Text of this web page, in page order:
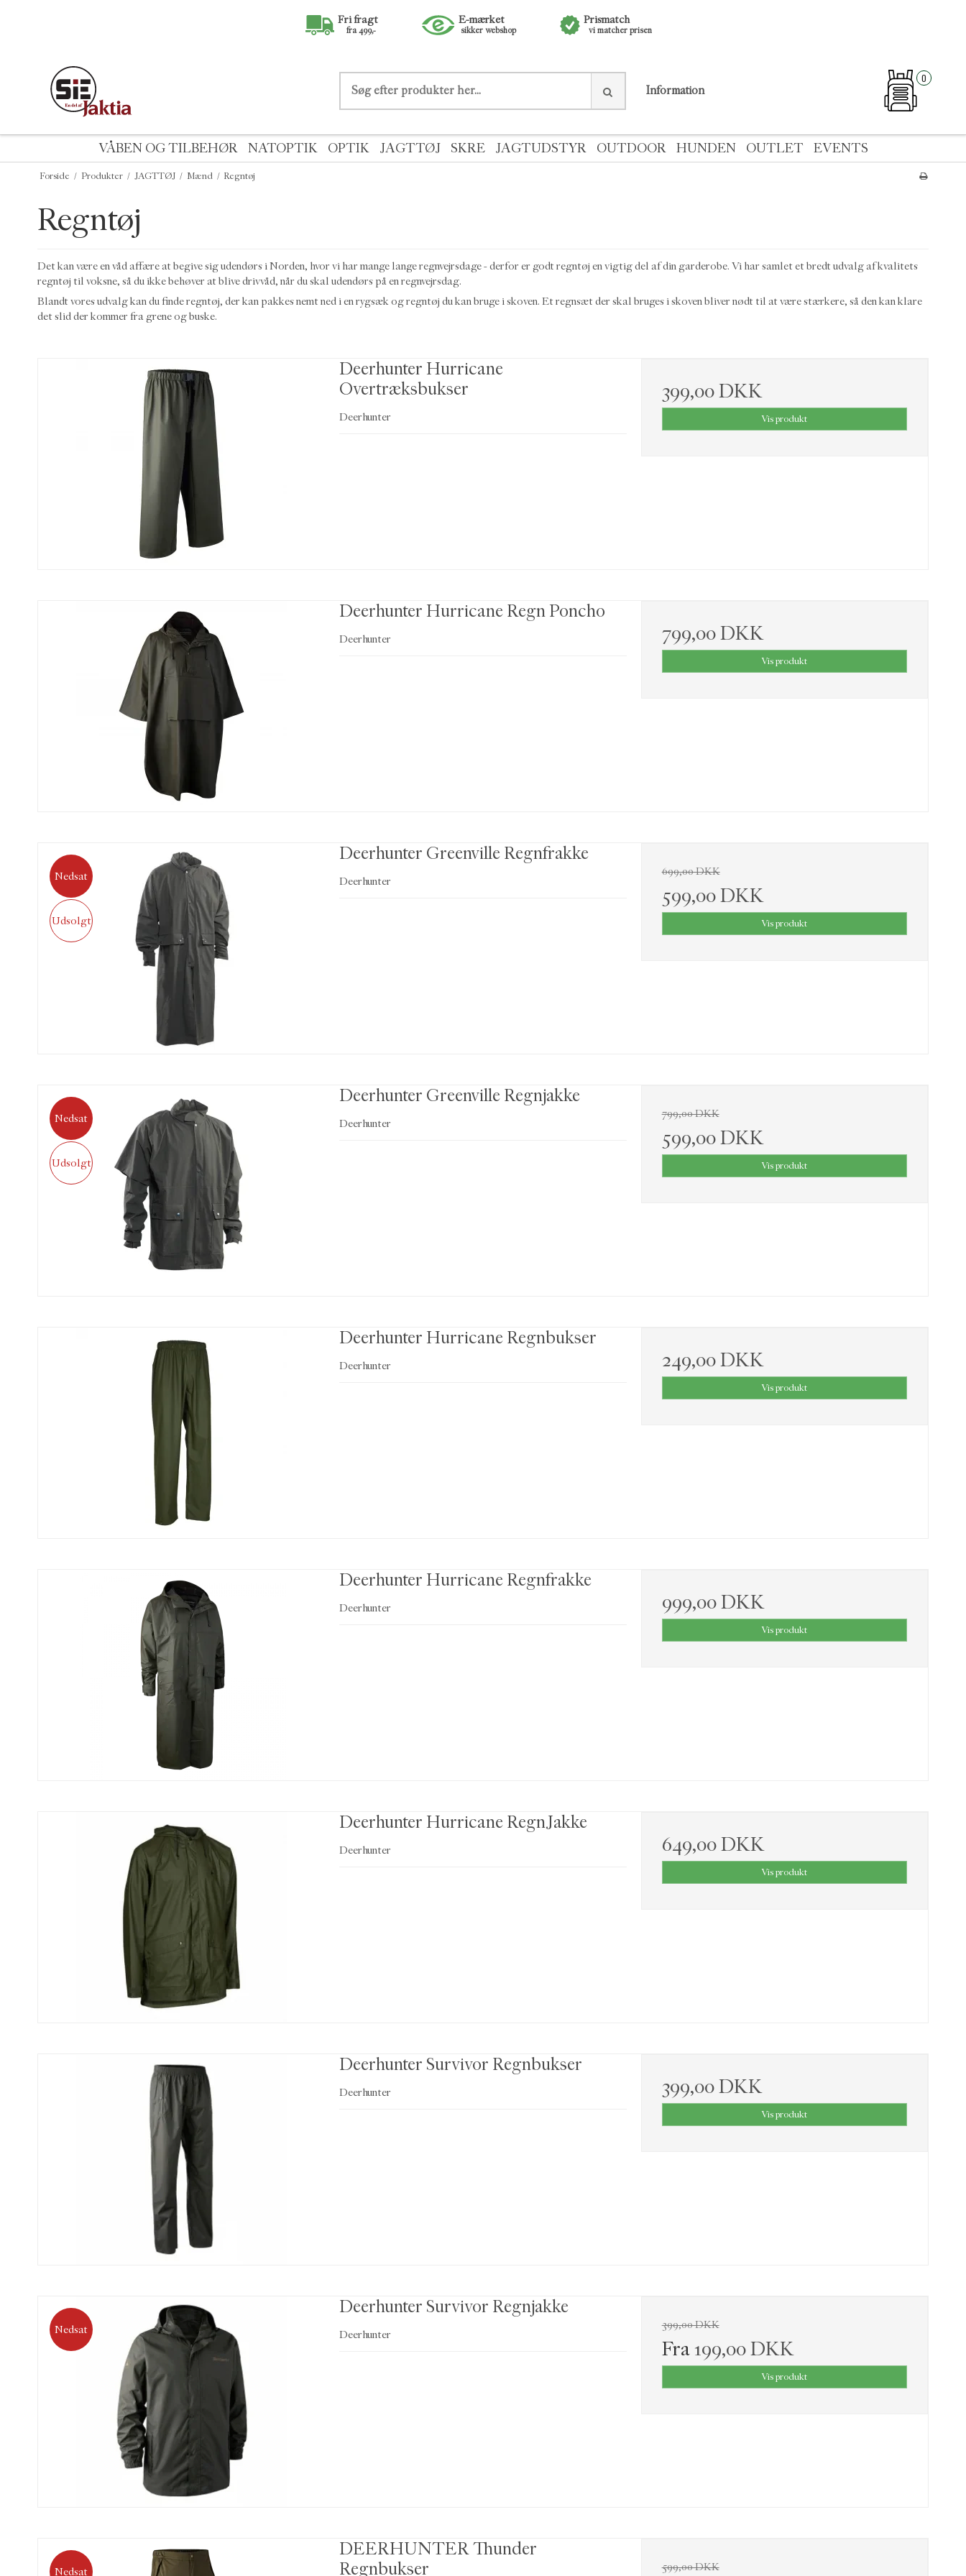
Fri fragt
fra 499,-
E-mærket
sikker webshop
Prismatch
vi matcher prisen
Information
0
VÅBEN OG TILBEHØR NATOPTIK OPTIK JAGTTØJ SKRE JAGTUDSTYR OUTDOOR HUNDEN OUTLET EVENTS
Forside / Produkter / JAGTTØJ / Mænd / Regntøj
Regntøj
Det kan være en våd affære at begive sig udendørs i Norden, hvor vi har mange lange regnvejrsdage - derfor er godt regntøj en vigtig del af din garderobe. Vi har samlet et bredt udvalg af kvalitets
regntøj til voksne, så du ikke behøver at blive drivvåd, når du skal udendørs på en regnvejrsdag.
Blandt vores udvalg kan du finde regntøj, der kan pakkes nemt ned i en rygsæk og regntøj du kan bruge i skoven. Et regnsæt der skal bruges i skoven bliver nødt til at være stærkere, så den kan klare
det slid der kommer fra grene og buske.
Deerhunter Hurricane
Overtræksbukser
Deerhunter
399,00 DKK
Vis produkt
Deerhunter Hurricane Regn Poncho
Deerhunter 799,00 DKK
Vis produkt
Nedsat
Udsolgt
Deerhunter Greenville Regnfrakke
Deerhunter
699,00 DKK
599,00 DKK
Vis produkt
Nedsat
Udsolgt
Deerhunter Greenville Regnjakke
Deerhunter
799,00 DKK
599,00 DKK
Vis produkt
Deerhunter Hurricane Regnbukser
Deerhunter 249,00 DKK
Vis produkt
Deerhunter Hurricane Regnfrakke
Deerhunter 999,00 DKK
Vis produkt
Deerhunter Hurricane RegnJakke
Deerhunter 649,00 DKK
Vis produkt
Deerhunter Survivor Regnbukser
Deerhunter 399,00 DKK
Vis produkt
Nedsat
Deerhunter Survivor Regnjakke
Deerhunter
399,00 DKK
Fra 199,00 DKK
Vis produkt
Nedsat
DEERHUNTER Thunder
Regnbukser
599,00 DKK